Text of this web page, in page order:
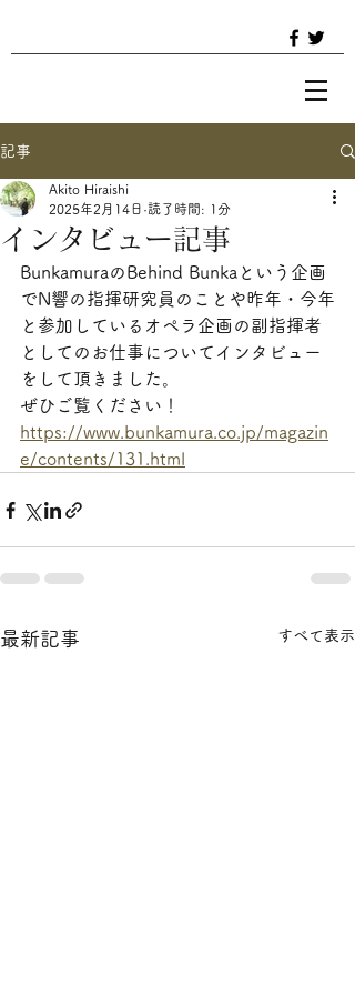
記事
インタビュー記事
Akito Hiraishi
2025年2月14日 読了時間: 1分
BunkamuraのBehind Bunkaという企画
でN響の指揮研究員のことや昨年・今年
と参加しているオペラ企画の副指揮者
としてのお仕事についてインタビュー
をして頂きました。
ぜひご覧ください！
https://www.bunkamura.co.jp/magazin
e/contents/131.html
最新記事 すべて表示